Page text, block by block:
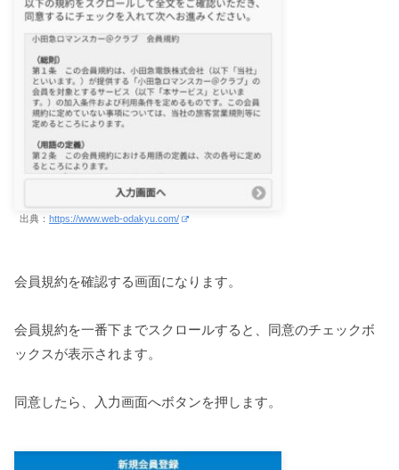
出典： https://www.web-odakyu.com/
会員規約を確認する画面になります。
会員規約を一番下までスクロールすると、同意のチェックボ
ックスが表示されます。
同意したら、入力画面へボタンを押します。